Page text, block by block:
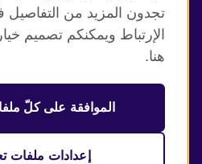
الخصوصية وشروط الاستخدام
ملفات تعريف الإرتباط
خريطة الموقع
منظمة المملكة المتحدة الدولية
تجدون المزيد من
الإرتباط ويمكنكم تصميم
هنا.
الموافقة على كلّ
إعدادات ملفات